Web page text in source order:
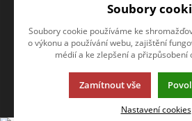
© 2013-2026 Internetový obchod TECAM
K2 e-shop - První e-shop, který uřídí celou
Soubory
Soubory cookie používáme ke
o výkonu a používání webu, zajištění
médií a ke zlepšení a přizpůsobení
Zamítnout vše
Nastavení cookies